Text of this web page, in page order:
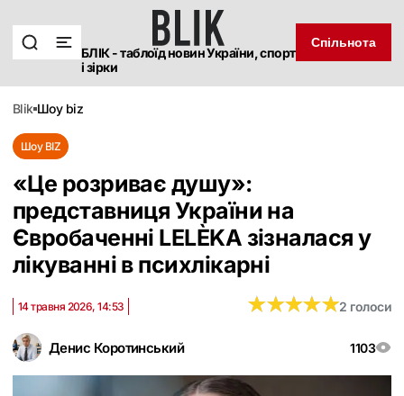
БЛІК - таблоїд новин України, спорт
і зірки
Спільнота
blik шоу biz
Шоу BIZ
«Це розриває душу»:
представниця України на
Євробаченні LELÈKA зізналася у
лікуванні в психлікарні
Денис Коротинський 1103
14 травня 2026, 14:53 ★★★★★
★★★★★2 голоси